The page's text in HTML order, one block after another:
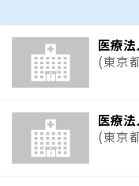
医療
(東京
医療
(東京